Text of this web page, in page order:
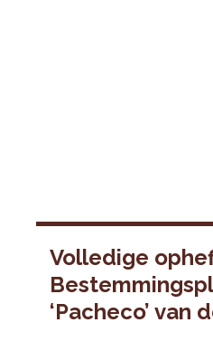
Volledige
‘Pacheco’ van